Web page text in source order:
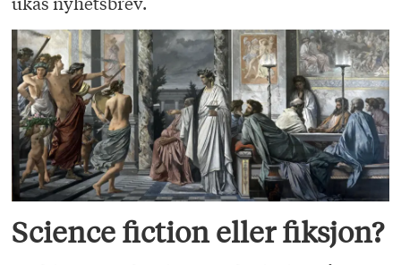
Science fiction eller fiksjon?